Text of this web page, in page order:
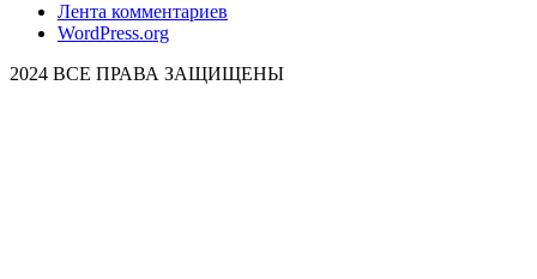
Лента комментариев
WordPress.org
2024 ВСЕ ПРАВА ЗАЩИЩЕНЫ